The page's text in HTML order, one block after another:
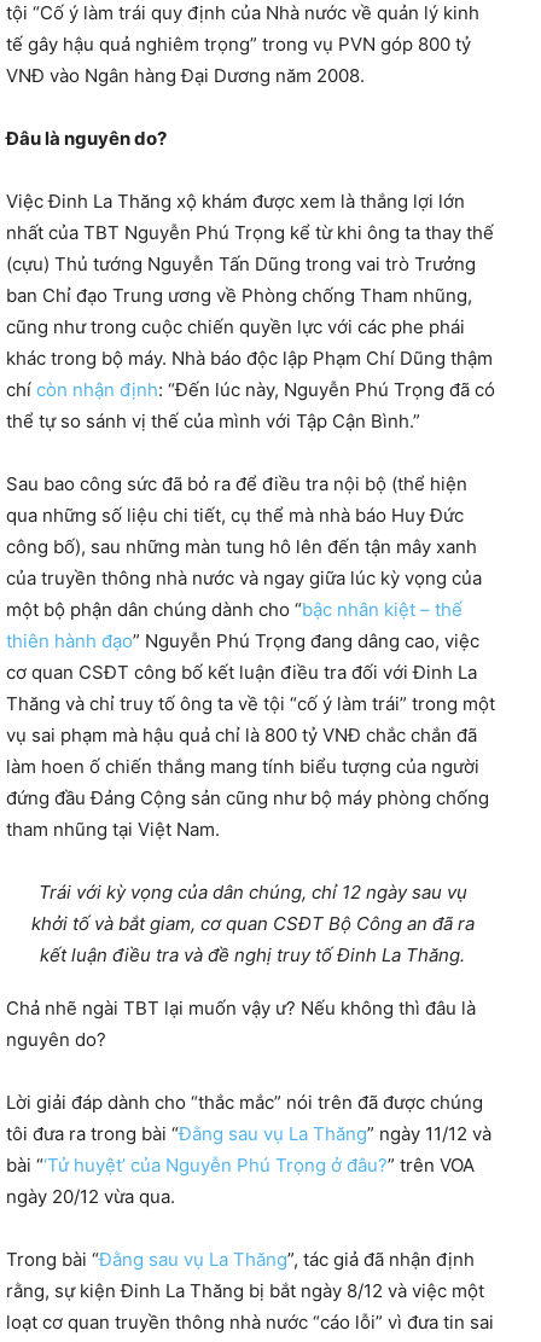
tội “Cố ý làm trái quy định của Nhà nước về quản lý kinh
tế gây hậu quả nghiêm trọng” trong vụ PVN góp 800 tỷ
VNĐ vào Ngân hàng Đại Dương năm 2008.
Đâu là nguyên do?
Việc Đinh La Thăng xộ khám được xem là thắng lợi lớn
nhất của TBT Nguyễn Phú Trọng kể từ khi ông ta thay thế
(cựu) Thủ tướng Nguyễn Tấn Dũng trong vai trò Trưởng
ban Chỉ đạo Trung ương về Phòng chống Tham nhũng,
cũng như trong cuộc chiến quyền lực với các phe phái
khác trong bộ máy. Nhà báo độc lập Phạm Chí Dũng thậm
chí còn nhận định: “Đến lúc này, Nguyễn Phú Trọng đã có
thể tự so sánh vị thế của mình với Tập Cận Bình.”
Sau bao công sức đã bỏ ra để điều tra nội bộ (thể hiện
qua những số liệu chi tiết, cụ thể mà nhà báo Huy Đức
công bố), sau những màn tung hô lên đến tận mây xanh
của truyền thông nhà nước và ngay giữa lúc kỳ vọng của
một bộ phận dân chúng dành cho “bậc nhân kiệt – thế
thiên hành đạo” Nguyễn Phú Trọng đang dâng cao, việc
cơ quan CSĐT công bố kết luận điều tra đối với Đinh La
Thăng và chỉ truy tố ông ta về tội “cố ý làm trái” trong một
vụ sai phạm mà hậu quả chỉ là 800 tỷ VNĐ chắc chắn đã
làm hoen ố chiến thắng mang tính biểu tượng của người
đứng đầu Đảng Cộng sản cũng như bộ máy phòng chống
tham nhũng tại Việt Nam.
Trái với kỳ vọng của dân chúng, chỉ 12 ngày sau vụ
khởi tố và bắt giam, cơ quan CSĐT Bộ Công an đã ra
kết luận điều tra và đề nghị truy tố Đinh La Thăng.
Chả nhẽ ngài TBT lại muốn vậy ư? Nếu không thì đâu là
nguyên do?
Lời giải đáp dành cho “thắc mắc” nói trên đã được chúng
tôi đưa ra trong bài “Đằng sau vụ La Thăng” ngày 11/12 và
bài “‘Tử huyệt’ của Nguyễn Phú Trọng ở đâu?” trên VOA
ngày 20/12 vừa qua.
Trong bài “Đằng sau vụ La Thăng”, tác giả đã nhận định
rằng, sự kiện Đinh La Thăng bị bắt ngày 8/12 và việc một
loạt cơ quan truyền thông nhà nước “cáo lỗi” vì đưa tin sai